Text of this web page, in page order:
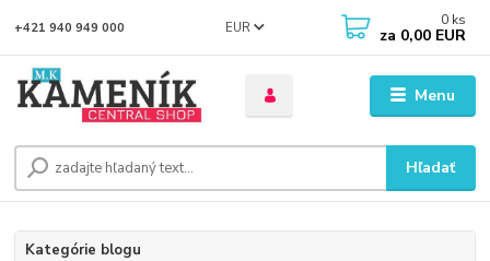
Menu
EUR
Hľadať
+421 940 949 000 0 ks
za 0,00 EUR
Kategórie blogu